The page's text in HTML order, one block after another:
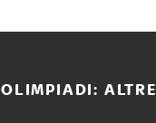
OLIMPIADI: